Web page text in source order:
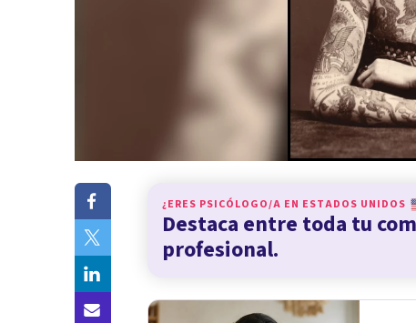
¿ERES PSICÓLOGO/A EN ESTADOS UNIDOS
Destaca entre toda tu
profesional.